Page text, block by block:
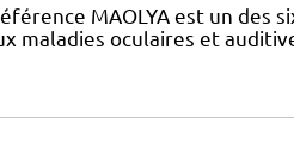
MAOLYA est un des
maladies oculaires et